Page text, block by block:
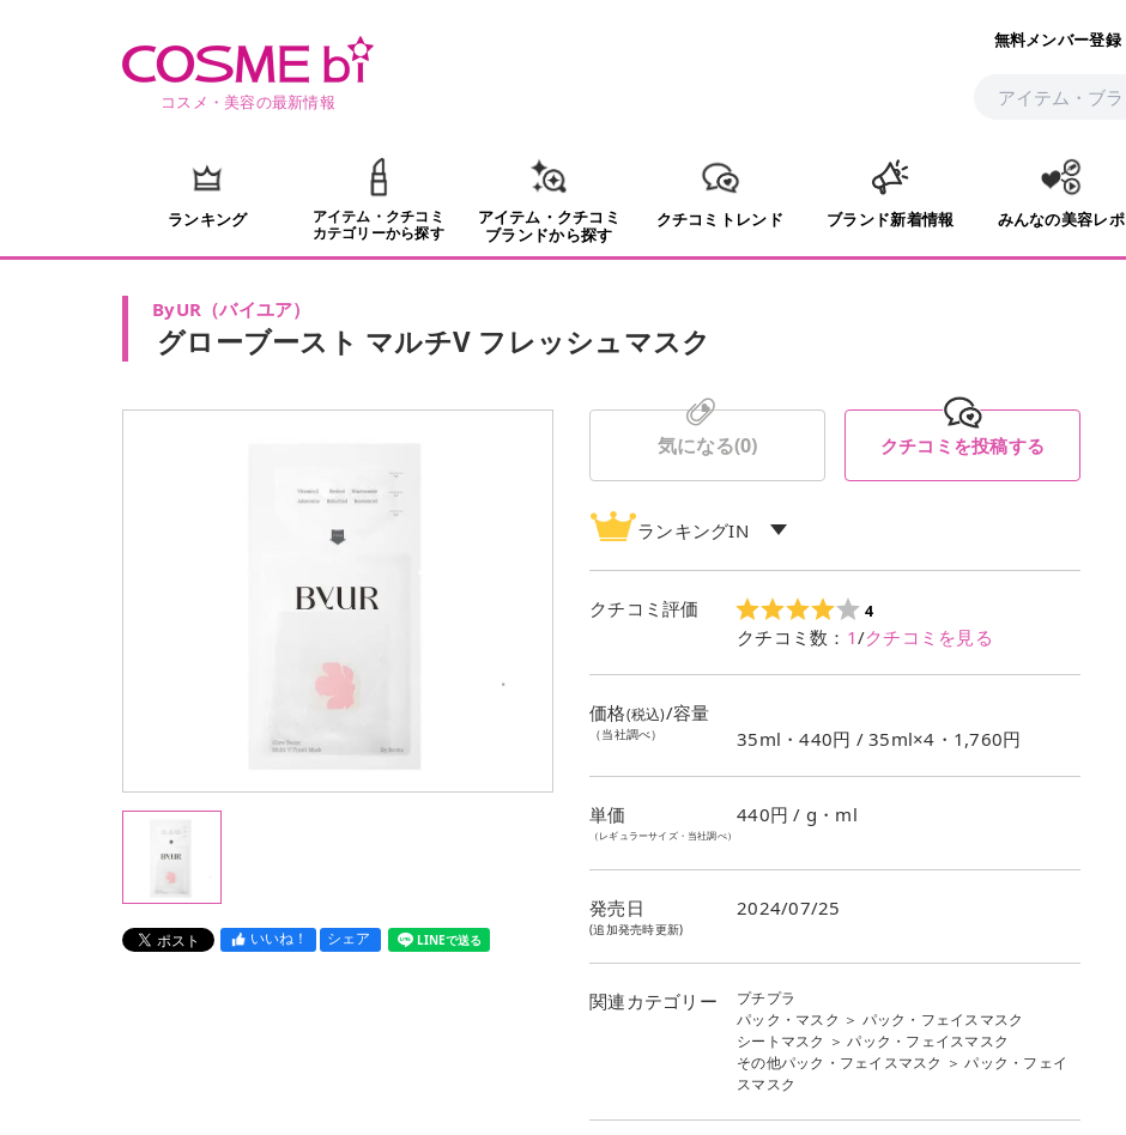
コスメ・美容の最新情報
無料メンバー登録
ランキング
アイテム・クチコミ
カテゴリーから探す
アイテム・クチコミ
ブランドから探す
クチコミトレンド ブランド新着情報 みんなの美容レポ
ByUR （バイユア）
グローブースト マルチV フレッシュマスク
いいね！ シェア LINEで送る
気になる(0) クチコミを投稿する
ランキングIN
パック・フェイスマスクランキング1位
クチコミ評価
4
クチコミ数： 1/クチコミを見る
価格(税込)/容量
（当社調べ） 35ml・440円 / 35ml×4・1,760円
単価
（レギュラーサイズ・当社調べ）
440円 / g・ml
発売日
(追加発売時更新)
2024/07/25
関連カテゴリー
プチプラ
パック・マスク ＞ パック・フェイスマスク
シートマスク ＞パック・フェイスマスク
その他パック・フェイスマスク ＞パック・フェイ
スマスク